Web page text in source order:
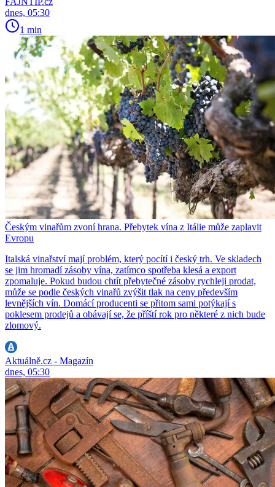
dnes, 05:30
1 min
Českým vinařům zvoní hrana. Přebytek vína z Itálie může zaplavit
Evropu
Italská vinařství mají problém, který pocítí i český trh. Ve skladech
se jim hromadí zásoby vína, zatímco spotřeba klesá a export
zpomaluje. Pokud budou chtít přebytečné zásoby rychleji prodat,
může se podle českých vinařů zvýšit tlak na ceny především
levnějších vín. Domácí producenti se přitom sami potýkají s
poklesem prodejů a obávají se, že příští rok pro některé z nich bude
zlomový.
Aktuálně.cz - Magazín
dnes, 05:30